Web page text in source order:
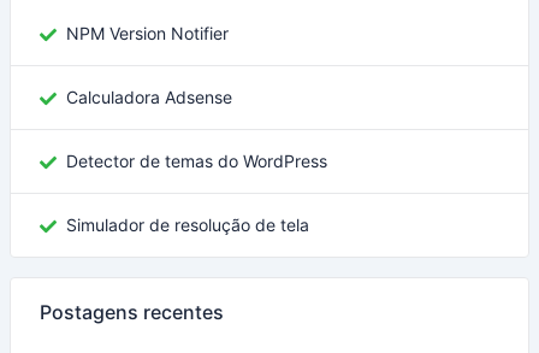
NPM Version Notifier
Calculadora Adsense
Detector de temas do WordPress
Simulador de resolução de tela
Postagens recentes